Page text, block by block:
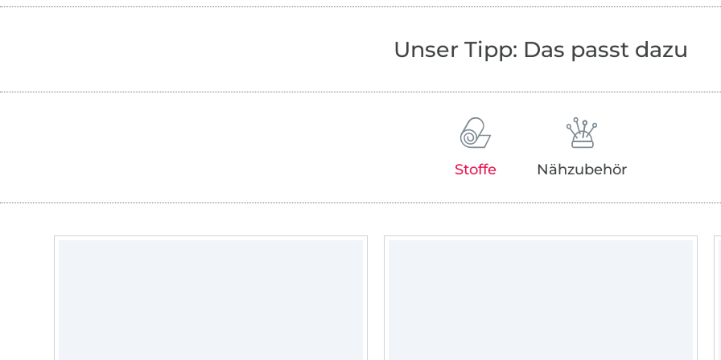
Foto: Amac Garbe/@amacgarbe
Unser Tipp: Das passt dazu
Stoffe Nähzubehör